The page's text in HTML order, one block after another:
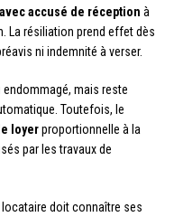
accusé de réception à
La résiliation prend effet dès
ni indemnité à verser.
mais reste
Toutefois, le
loyerproportionnelle à la
par les travaux de
doit connaître ses